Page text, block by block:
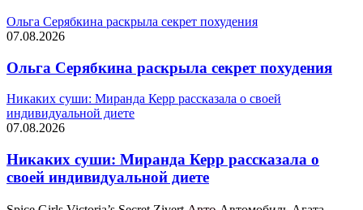
Ольга Серябкина раскрыла секрет похудения
07.08.2026
Ольга Серябкина раскрыла секрет похудения
Никаких суши: Миранда Керр рассказала о своей
индивидуальной диете
07.08.2026
Никаких суши: Миранда Керр рассказала о
своей индивидуальной диете